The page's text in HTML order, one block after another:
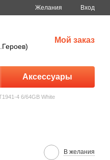
Желания Вход
Мой заказ
Аксессуары
4 6/64GB White
В желания